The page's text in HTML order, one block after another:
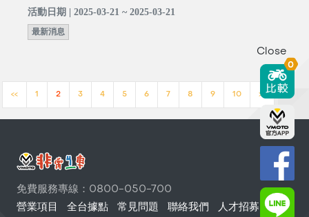
活動日期 | 2025-03-21 ~ 2025-03-21
最新消息
<< 1 2 3 4 5 6 7 8 9 10 >>
免費服務專線：0800-050-700
營業項目
全台據點 常見問題 聯絡我們 人才招募
Close
0